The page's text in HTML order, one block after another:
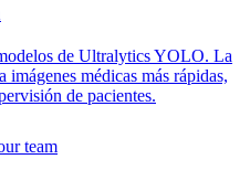
de Ultralytics YOLO. La
médicas más rápidas,
de pacientes.